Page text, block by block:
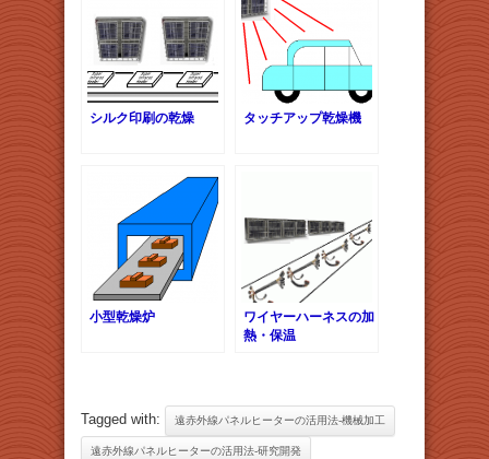
シルク印刷の乾燥 タッチアップ乾燥機
小型乾燥炉
ワイヤーハーネスの加
熱・保温
Tagged with: 遠赤外線パネルヒーターの活用法-機械加工
遠赤外線パネルヒーターの活用法-研究開発